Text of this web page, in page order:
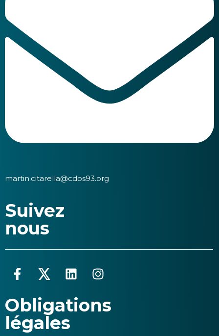
martin.citarella@cdos93.org
Suivez
nous
Obligations
légales